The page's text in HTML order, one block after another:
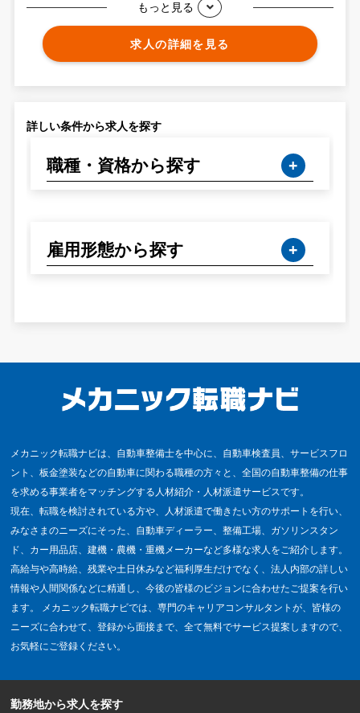
もっと見る
求人の詳細を見る
詳しい条件から求人を探す
職種・資格から探す
雇用形態から探す
メカニック転職ナビは、自動車整備士を中心に、自動車検査員、サービスフロ
ント、板金塗装などの自動車に関わる職種の方々と、全国の自動車整備の仕事
を求める事業者をマッチングする人材紹介・人材派遣サービスです。
現在、転職を検討されている方や、人材派遣で働きたい方のサポートを行い、
みなさまのニーズにそった、自動車ディーラー、整備工場、ガソリンスタン
ド、カー用品店、建機・農機・重機メーカーなど多様な求人をご紹介します。
高給与や高時給、残業や土日休みなど福利厚生だけでなく、法人内部の詳しい
情報や人間関係などに精通し、今後の皆様のビジョンに合わせたご提案を行い
ます。 メカニック転職ナビでは、専門のキャリアコンサルタントが、皆様の
ニーズに合わせて、登録から面接まで、全て無料でサービス提案しますので、
お気軽にご登録ください。
勤務地から求人を探す